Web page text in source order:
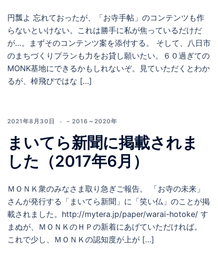
円瓢よ 忘れておったが、「お寺手帖」のコンテンツも作
らないといけない。これは勝手に私が焦っているだけだ
が…。まずそのコンテンツ案を添付する。 そして、八日市
のまちづくりプランも力をお貸し願いたい。６０過ぎての
MONK基地にできるかもしれないぞ。見ていただくとわか
るが、棹飛びではな […]
2021年8月30日 – 2016～2020年
まいてら新聞に掲載されま
した（2017年6月）
ＭＯＮＫ衆のみなさま取り急ぎご報告。 「お寺の未来」
さんが発行する「まいてら新聞」に「笑い仏」のことが掲
載されました。http://mytera.jp/paper/warai-hotoke/ す
まぬが、ＭＯＮＫのＨＰの新着にあげていただければ。
これで少し、ＭＯＮＫの認知度が上が […]